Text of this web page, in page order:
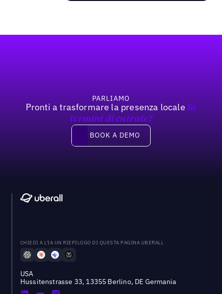
PARLIAMO
Pronti a trasformare la presenza locale In
termini di entrate?
Book a demo
BOOK A DEMO
CHIEDI A L'IA UN RIEPILOGO DI QUESTA PAGINA UBERALL
USA
Hussitenstrasse 33, 13355 Berlino, DE Germania